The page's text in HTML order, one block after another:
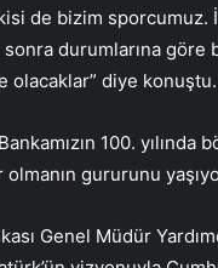
de bizim sporcumuz.
sonra durumlarına göre
olacaklar” diye konuştu.
100. yılında
gururunu
Genel Müdür